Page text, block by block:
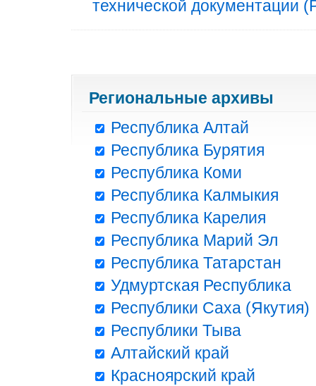
технической документации
Региональные архивы
Республика Алтай
Республика Бурятия
Республика Коми
Республика Калмыкия
Республика Карелия
Республика Марий Эл
Республика Татарстан
Удмуртская Республика
Республики Саха (Якутия)
Республики Тыва
Алтайский край
Красноярский край